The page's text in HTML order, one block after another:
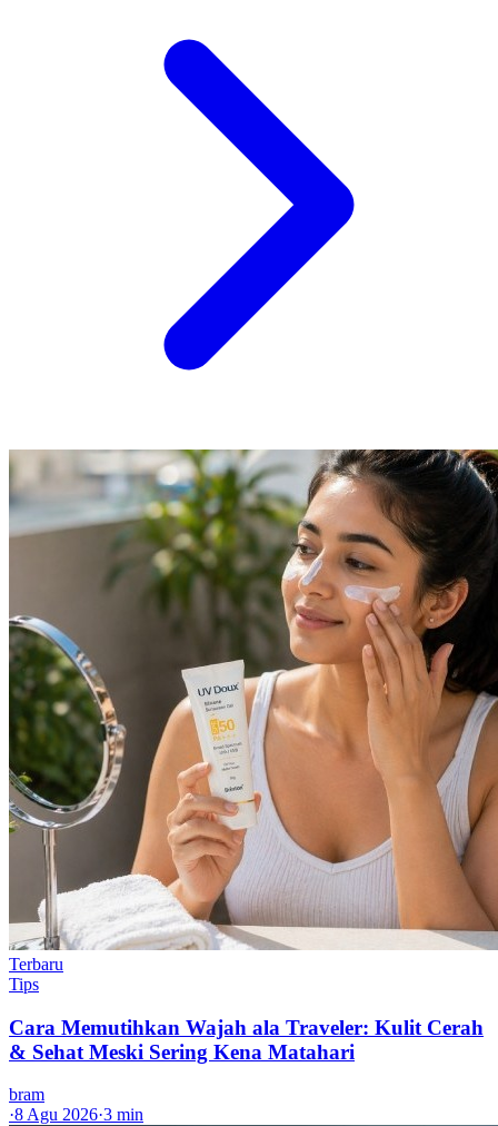
Terbaru
Tips
Cara Memutihkan Wajah ala Traveler: Kulit Cerah
& Sehat Meski Sering Kena Matahari
bram
·8 Agu 2026·3 min